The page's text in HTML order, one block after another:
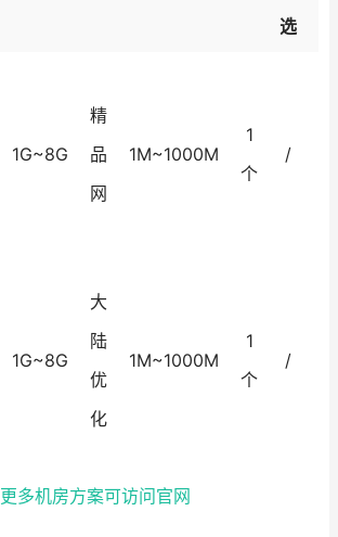
选
1G~8G
精
品
网
1M~1000M
1
个
/
1G~8G
大
陆
优
化
1M~1000M
1
个
/
更多机房方案可访问官网